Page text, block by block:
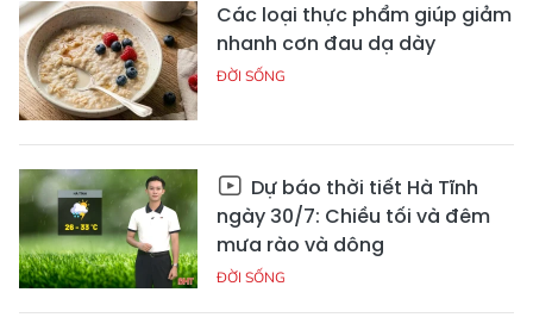
Các loại thực phẩm giúp giảm
nhanh cơn đau dạ dày
ĐỜI SỐNG
Dự báo thời tiết Hà Tĩnh
ngày 30/7: Chiều tối và đêm
mưa rào và dông
ĐỜI SỐNG